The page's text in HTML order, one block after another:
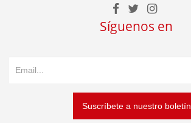
Síguenos en
Suscríbete a nuestro boletín